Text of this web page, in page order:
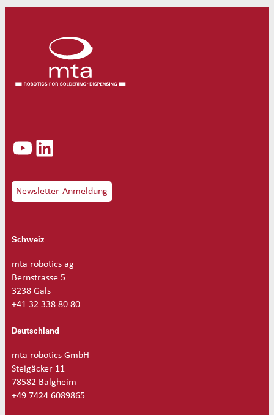
YouTube LinkedIn
Newsletter-Anmeldung
Schweiz
mta robotics ag
Bernstrasse 5
3238 Gals
+41 32 338 80 80
Deutschland
mta robotics GmbH
Steigäcker 11
78582 Balgheim
+49 7424 6089865